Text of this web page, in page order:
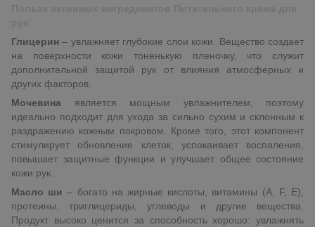
Польза активных ингредиентов Питательного крема для
рук:
Глицерин– увлажняет глубокие слои кожи. Вещество создает
на поверхности кожи тоненькую пленочку, что служит
дополнительной защитой рук от влияния атмосферных и
других факторов.
Мочевина является мощным увлажнителем, поэтому
идеально подходит для ухода за сильно сухим и склонным к
раздражению кожным покровом. Кроме того, этот компонент
стимулирует обновление клеток, успокаивает воспаления,
повышает защитные функции и улучшает общее состояние
кожи рук.
Масло ши– богато на жирные кислоты, витамины (A, F, E),
протеины, триглицериды, углеводы и другие вещества.
Продукт высоко ценится за способность хорошо: увлажнять